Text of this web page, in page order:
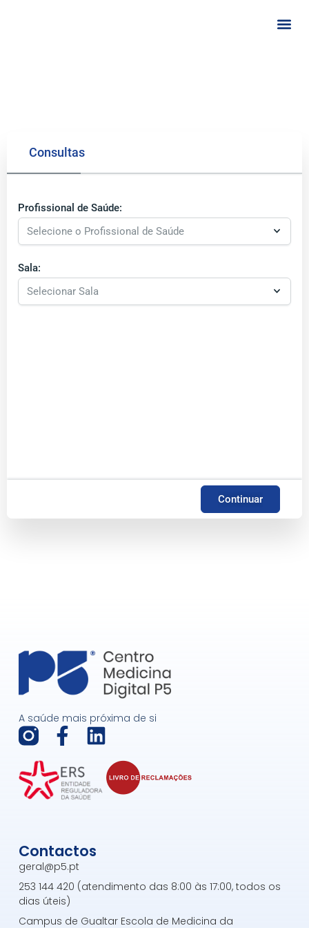
Consultas
Profissional de Saúde:
Sala:
Continuar
A saúde mais próxima de si
F
a
c
e
o
k
-
f
L
n
k
i
Contactos
geral@p5.pt
253 144 420 (atendimento das 8:00 às 17:00, todos os
dias úteis)
Campus de Gualtar Escola de Medicina da